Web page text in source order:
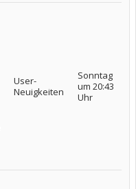
User-
Neuigkeiten
Sonntag
um 20:43
Uhr